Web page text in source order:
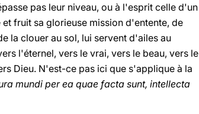
pas leur niveau, ou à l'esprit celle d'un
fruit sa glorieuse mission d'entente, de
la clouer au sol, lui servent d'ailes au
l'éternel, vers le vrai, vers le beau, vers le
Dieu. N'est-ce pas ici que s'applique à la
mundi per ea quae facta sunt, intellecta